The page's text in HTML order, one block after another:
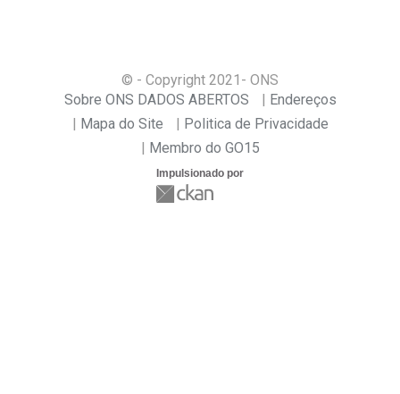
© - Copyright 2021 - ONS
Sobre ONS DADOS ABERTOS
Endereços
Mapa do Site
Politica de Privacidade
Membro do GO15
Impulsionado por